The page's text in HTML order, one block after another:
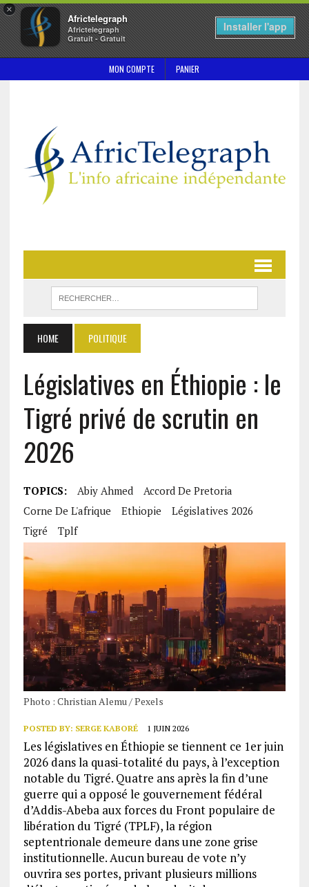
×
Africtelegraph
Africtelegraph
Gratuit - Gratuit
Installer l'app
MON COMPTE PANIER
HOME POLITIQUE
Législatives en Éthiopie : le
Tigré privé de scrutin en
2026
TOPICS: Abiy Ahmed
Accord De Pretoria
Corne De L'afrique
Ethiopie
Législatives 2026
Tigré
Tplf
Photo : Christian Alemu / Pexels
POSTED BY: SERGE KABORÉ 1 JUIN 2026
Les législatives en Éthiopie se tiennent ce 1er juin
2026 dans la quasi-totalité du pays, à l’exception
notable du Tigré. Quatre ans après la fin d’une
guerre qui a opposé le gouvernement fédéral
d’Addis-Abeba aux forces du Front populaire de
libération du Tigré (TPLF), la région
septentrionale demeure dans une zone grise
institutionnelle. Aucun bureau de vote n’y
ouvrira ses portes, privant plusieurs millions